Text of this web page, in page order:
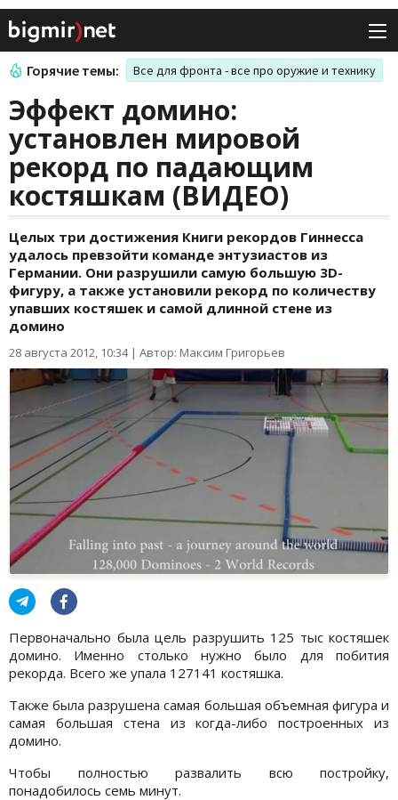
Горячие темы: Все для фронта - все про оружие и технику
Эффект домино:
установлен мировой
рекорд по падающим
костяшкам (ВИДЕО)
Целых три достижения Книги рекордов Гиннесса
удалось превзойти команде энтузиастов из
Германии. Они разрушили самую большую 3D-
фигуру, а также установили рекорд по количеству
упавших костяшек и самой длинной стене из
домино
28 августа 2012, 10:34| Автор: Максим Григорьев
Первоначально была цель разрушить 125 тыс костяшек
домино. Именно столько нужно было для побития
рекорда. Всего же упала 127141 костяшка.
Также была разрушена самая большая объемная фигура и
самая большая стена из когда-либо построенных из
домино.
Чтобы полностью развалить всю постройку,
понадобилось семь минут.